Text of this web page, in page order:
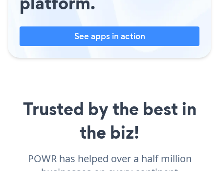
See apps in action
Trusted by the best in
the biz!
POWR has helped over a half million